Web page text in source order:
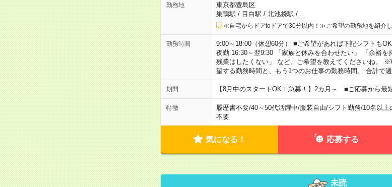
勤務地
東京都豊島区
巣鴨駅 / 目白駅 / 北池袋駅 /
≪自宅からドアtoドアで30分以内！≫ご希望の勤務地を紹介し
勤務時間
9:00～18:00（休憩60分） ■ご希望があれば下記シフトも
夜勤 16:30～翌9:30 「家族と休みを合わせたい」 「余裕
残業はしたくない」 など、ご希望を教えてくださいね。
望する勤務時間と、もう1つのお仕事の勤務時間。 合計で
期間 【8月中のスタートOK！急募！】2カ月～ ■ご応募から最
特徴 履歴書不要/40～50代活躍中/服装自由/シフト勤務/10名以上
不要
気になる！ 応募する
未読